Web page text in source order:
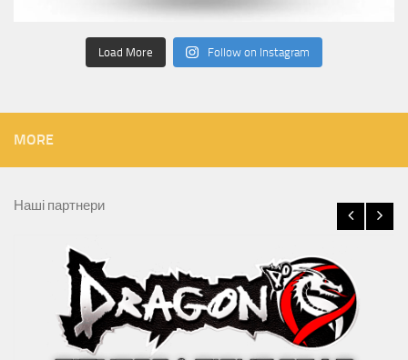
Load More Follow on Instagram
MORE
Наші партнери